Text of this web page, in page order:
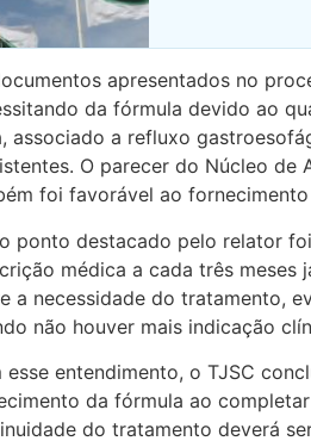
apresentados no
da fórmula devido ao
associado a refluxo
O parecer do Núcleo
foi favorável ao
ponto destacado pelo relator
médica a cada três meses
a necessidade do tratamento,
não houver mais indicação
esse entendimento, o TJSC
da fórmula ao
do tratamento deverá